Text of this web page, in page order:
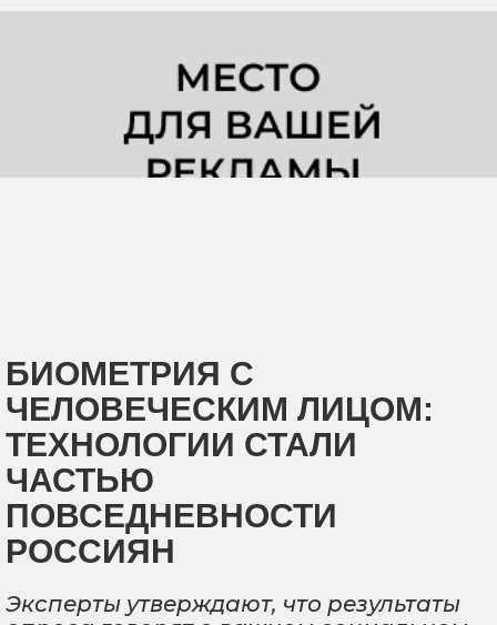
БИОМЕТРИЯ С
ЧЕЛОВЕЧЕСКИМ ЛИЦОМ:
ТЕХНОЛОГИИ СТАЛИ
ЧАСТЬЮ
ПОВСЕДНЕВНОСТИ
РОССИЯН
Эксперты утверждают, что результаты